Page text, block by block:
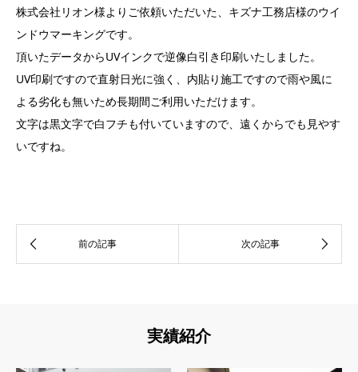
株式会社リオン様よりご依頼いただいた、キズナ工務店様のウイ
ンドウマーキングです。
頂いたデータからUVインクで逆像白引き印刷いたしました。
UV印刷ですので直射日光に強く、内貼り施工ですので雨や風に
よる劣化も無いため長期間ご利用いただけます。
文字は黒文字で白フチも付いていますので、遠くからでも見やす
いですね。
実績紹介